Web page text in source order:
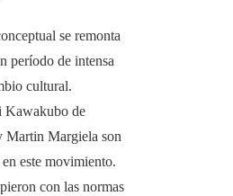
se remonta
período de intensa
cultural.
Kawakubo de
Martin Margiela son
este movimiento.
con las normas